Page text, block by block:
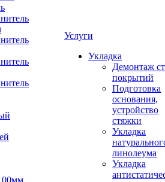
Услуги
Укладка
Демонтаж
покрытий
Подготовка
основания,
устройство
стяжки
Укладка
линолеума
Укладка